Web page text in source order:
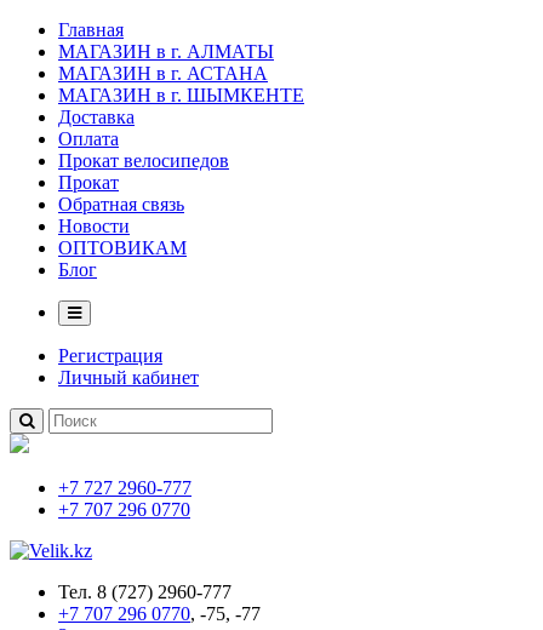
Главная
МАГАЗИН в г. АЛМАТЫ
МАГАЗИН в г. АСТАНА
МАГАЗИН в г. ШЫМКЕНТЕ
Доставка
Оплата
Прокат велосипедов
Прокат
Обратная связь
Новости
ОПТОВИКАМ
Блог
Регистрация
Личный кабинет
+7 727 2960-777
+7 707 296 0770
Тел. 8 (727) 2960-777
+7 707 296 0770, -75, -77